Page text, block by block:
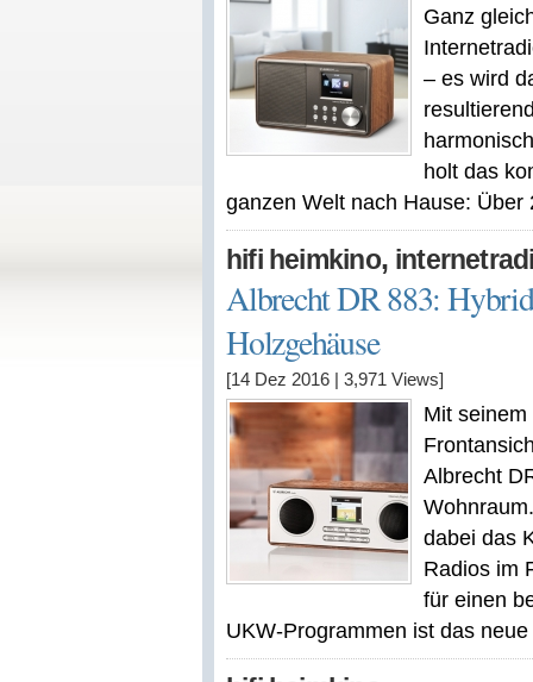
Ganz
– es wird
holt das
ganzen Welt nach Hause:
hifi heimkino,
Albrecht DR 883:
Holzgehäuse
[14 Dez 2016 3,971 Views]
Mit
Albrecht
dabei das
Radios im
für einen
UKW-Programmen ist das neue